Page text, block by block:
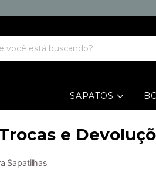
SAPATOS
e
Sapatilhas